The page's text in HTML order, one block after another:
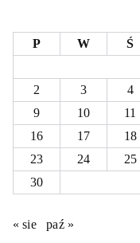
P
W Ś
2
3 4
9
10 11
16
17 18
23
24 25
30
« sie paź »